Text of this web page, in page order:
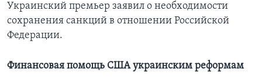
Украинский премьер заявил о необходимости
сохранения санкций в отношении Российской
Федерации.
Финансовая помощь США украинским реформам